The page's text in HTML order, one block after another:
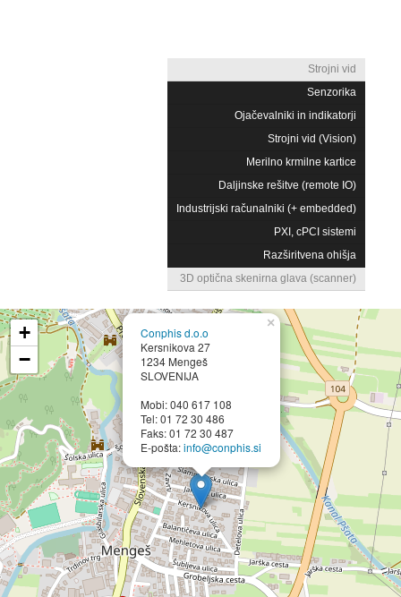
Strojni vid
Senzorika
Ojačevalniki in indikatorji
Strojni vid (Vision)
Merilno krmilne kartice
Daljinske rešitve (remote IO)
Industrijski računalniki (+ embedded)
PXI, cPCI sistemi
Razširitvena ohišja
3D optična skenirna glava (scanner)
Conphis d.o.o
Kersnikova 27
1234 Mengeš
SLOVENIJA
Mobi: 040 617 108
Tel: 01 72 30 486
Faks: 01 72 30 487
E-pošta:info@conphis.si
×
+
−